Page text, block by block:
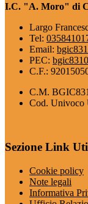
I.C. "A. Moro" di
Largo
Tel:
Email:
PEC:
C.F.:
C.M.
Cod. Univoco
Sezione Link
Cookie policy
Note legali
Informativa